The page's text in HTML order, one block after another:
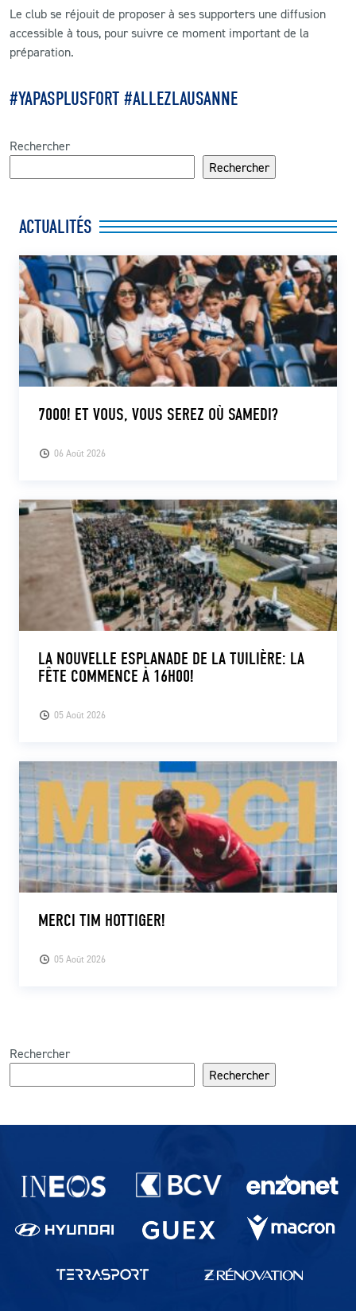
Le club se réjouit de proposer à ses supporters une diffusion
accessible à tous, pour suivre ce moment important de la
préparation.
#YAPASPLUSFORT #ALLEZLAUSANNE
Rechercher
Rechercher
ACTUALITÉS
06 Août 2026
7000! ET VOUS, VOUS SEREZ OÙ SAMEDI?
05 Août 2026
LA NOUVELLE ESPLANADE DE LA TUILIÈRE: LA
FÊTE COMMENCE À 16H00!
05 Août 2026
MERCI TIM HOTTIGER!
Rechercher
Rechercher
Partenaires du lausanne-Sport